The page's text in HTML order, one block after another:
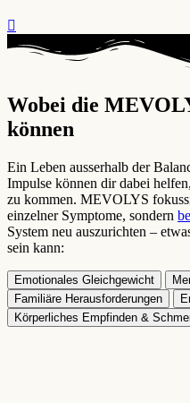
Wobei die
können ​
Ein Leben ausserhalb der
Impulse können dir dabei
zu kommen. MEVOLYS
einzelner Symptome, sondern
System neu auszurichten –
sein kann:
Emotionales Gleichgewicht
Familiäre Herausforderungen
Körperliches Empfinden &